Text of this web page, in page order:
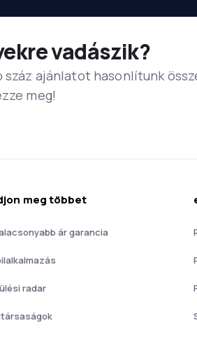
vadászik?
ajánlatot hasonlítunk
meg!
meg többet
ár garancia
radar